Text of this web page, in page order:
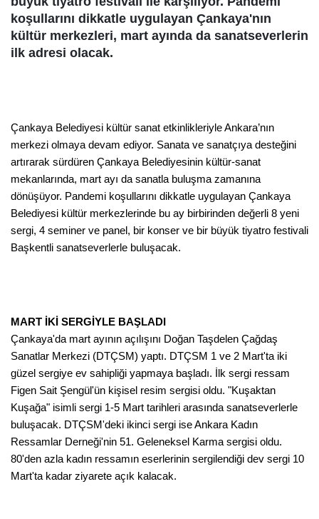
koşullarını dikkatle uygulayan Çankaya'nın
kültür merkezleri, mart ayında da sanatseverlerin
ilk adresi olacak.
Çankaya Belediyesi kültür sanat etkinlikleriyle Ankara’nın
merkezi olmaya devam ediyor. Sanata ve sanatçıya desteğini
artırarak sürdüren Çankaya Belediyesinin kültür-sanat
mekanlarında, mart ayı da sanatla buluşma zamanına
dönüşüyor. Pandemi koşullarını dikkatle uygulayan Çankaya
Belediyesi kültür merkezlerinde bu ay birbirinden değerli 8 yeni
sergi, 4 seminer ve panel, bir konser ve bir büyük tiyatro festivali
Başkentli sanatseverlerle buluşacak.
MART İKİ SERGİYLE BAŞLADI
Çankaya'da mart ayının açılışını Doğan Taşdelen Çağdaş
Sanatlar Merkezi (DTÇSM) yaptı. DTÇSM 1 ve 2 Mart'ta iki
güzel sergiye ev sahipliği yapmaya başladı. İlk sergi ressam
Figen Sait Şengül'ün kişisel resim sergisi oldu. "Kuşaktan
Kuşağa" isimli sergi 1-5 Mart tarihleri arasında sanatseverlerle
buluşacak. DTÇSM'deki ikinci sergi ise Ankara Kadın
Ressamlar Derneği'nin 51. Geleneksel Karma sergisi oldu.
80'den azla kadın ressamın eserlerinin sergilendiği dev sergi 10
Mart'ta kadar ziyarete açık kalacak.